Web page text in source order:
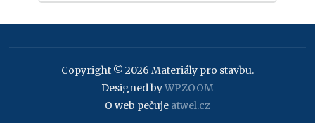
Copyright © 2026 Materiály pro stavbu.
Designed byWPZOOM
O web pečuje atwel.cz